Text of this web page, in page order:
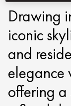
Drawing
iconic
and
elegance
offering a